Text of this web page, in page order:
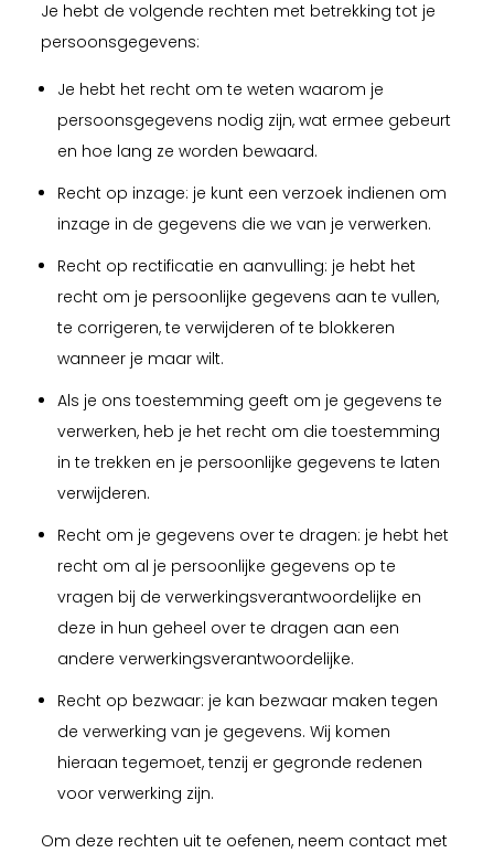
Je hebt de volgende rechten met betrekking tot je
persoonsgegevens:
Je hebt het recht om te weten waarom je
persoonsgegevens nodig zijn, wat ermee gebeurt
en hoe lang ze worden bewaard.
Recht op inzage: je kunt een verzoek indienen om
inzage in de gegevens die we van je verwerken.
Recht op rectificatie en aanvulling: je hebt het
recht om je persoonlijke gegevens aan te vullen,
te corrigeren, te verwijderen of te blokkeren
wanneer je maar wilt.
Als je ons toestemming geeft om je gegevens te
verwerken, heb je het recht om die toestemming
in te trekken en je persoonlijke gegevens te laten
verwijderen.
Recht om je gegevens over te dragen: je hebt het
recht om al je persoonlijke gegevens op te
vragen bij de verwerkingsverantwoordelijke en
deze in hun geheel over te dragen aan een
andere verwerkingsverantwoordelijke.
Recht op bezwaar: je kan bezwaar maken tegen
de verwerking van je gegevens. Wij komen
hieraan tegemoet, tenzij er gegronde redenen
voor verwerking zijn.
Om deze rechten uit te oefenen, neem contact met